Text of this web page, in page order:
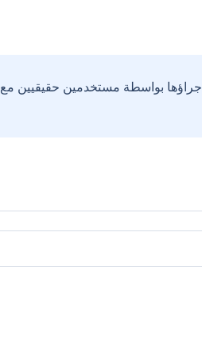
بواسطة مستخدمين حقيقيين مع